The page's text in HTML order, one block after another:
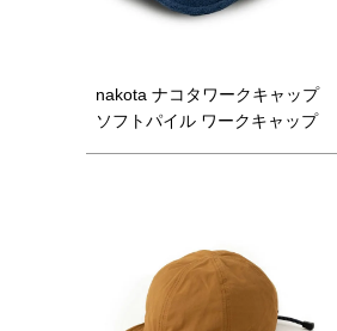
nakota ナコタワークキャップ
ソフトパイル ワークキャップ